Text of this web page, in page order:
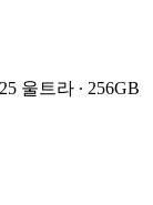
울트라 ∙ 256GB